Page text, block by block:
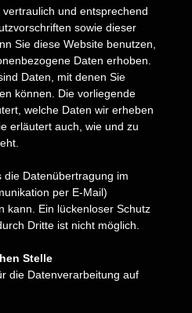
und entsprechend
sowie dieser
Sie diese Website benutzen,
Daten erhoben.
Daten, mit denen Sie
können. Die vorliegende
welche Daten wir erheben
erläutert auch, wie und zu
Datenübertragung im
per E-Mail)
kann. Ein lückenloser Schutz
Dritte ist nicht möglich.
Stelle
die Datenverarbeitung auf